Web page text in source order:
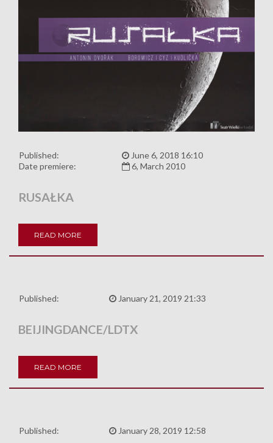
Published:
June 6, 2018 16:10
Date premiere:
6, March 2010
RUSAŁKA
READ MORE
Published: January 21, 2019 21:33
BEIJINGDANCE/LDTX
READ MORE
Published: January 28, 2019 12:58